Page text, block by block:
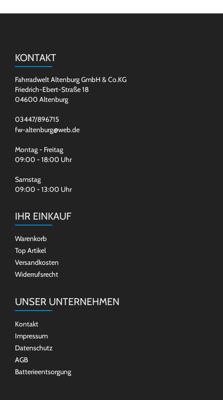
KONTAKT
Fahrradwelt Altenburg GmbH & Co.KG
Friedrich-Ebert-Straße 18
04600 Altenburg
03447/896715
fw-altenburg@web.de
Montag - Freitag
09:00 - 18:00 Uhr
Samstag
09:00 - 13:00 Uhr
IHR EINKAUF
Warenkorb
Top Artikel
Versandkosten
Widerrufsrecht
UNSER UNTERNEHMEN
Kontakt
Impressum
Datenschutz
AGB
Batterieentsorgung